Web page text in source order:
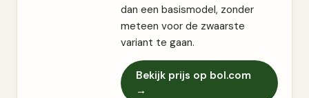
dan een basismodel, zonder
meteen voor de zwaarste
variant te gaan.
Bekijk prijs op bol.com
→